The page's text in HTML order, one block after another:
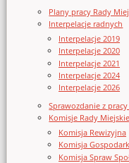
Plany pracy Rady
Interpelacje radnych
Interpelacje 2019
Interpelacje 2020
Interpelacje 2021
Interpelacje 2024
Interpelacje 2026
Sprawozdanie z
Komisje Rady
Komisja Rewizyjna
Komisja
Komisja Spraw